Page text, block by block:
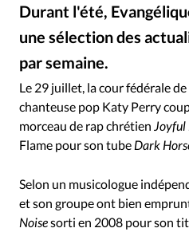
Se connecter
CHF
RUBRIQUES
Toute l'actualité Bible
Eglises
Histoire Laicité
Mission
Monde People
Durant l'été,
une sélection des
par semaine.
©Katy Perry dans le
Le 29 juillet, la cour fédérale
chanteuse pop Katy Perry
morceau de rap chrétien Joyful
Flame pour son tube Dark
Selon un musicologue
et son groupe ont bien
Noisesorti en 2008 pour son